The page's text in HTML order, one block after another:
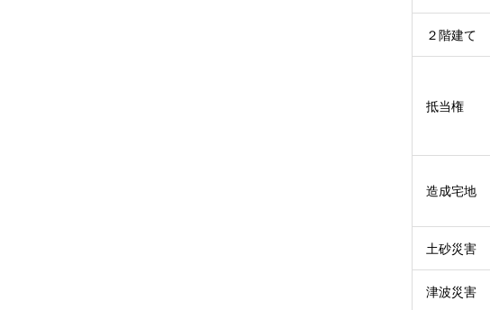
２階建て
抵当権
造成宅地
土砂災害
津波災害